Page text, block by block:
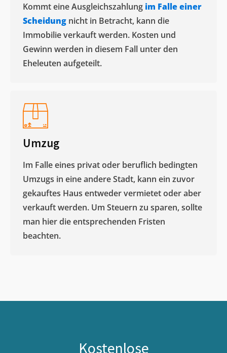
Kommt eine Ausgleichszahlung im Falle einer
Scheidung nicht in Betracht, kann die
Immobilie verkauft werden. Kosten und
Gewinn werden in diesem Fall unter den
Eheleuten aufgeteilt.​
Umzug
Im Falle eines privat oder beruflich bedingten
Umzugs in eine andere Stadt, kann ein zuvor
gekauftes Haus entweder vermietet oder aber
verkauft werden. Um Steuern zu sparen, sollte
man hier die entsprechenden Fristen
beachten.
Kostenlose